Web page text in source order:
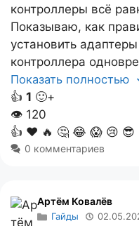
контроллеры всё
Показываю, как
установить
контроллера
Показать полностью
👍 1 🙂+
👁 120
👍 ❤️ 🔥 🤔 😂 😱 😢 😎
0 комментариев
Артём Ковалёв
Гайды